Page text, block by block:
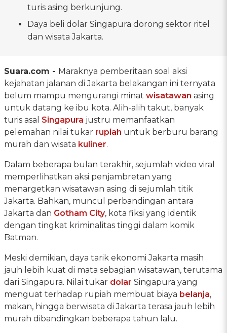
turis asing berkunjung.
Daya beli dolar Singapura dorong sektor ritel
dan wisata Jakarta.
Suara.com - Maraknya pemberitaan soal aksi
kejahatan jalanan di Jakarta belakangan ini ternyata
belum mampu mengurangi minat wisatawan asing
untuk datang ke ibu kota. Alih-alih takut, banyak
turis asal Singapura justru memanfaatkan
pelemahan nilai tukar rupiah untuk berburu barang
murah dan wisata kuliner.
Dalam beberapa bulan terakhir, sejumlah video viral
memperlihatkan aksi penjambretan yang
menargetkan wisatawan asing di sejumlah titik
Jakarta. Bahkan, muncul perbandingan antara
Jakarta dan Gotham City, kota fiksi yang identik
dengan tingkat kriminalitas tinggi dalam komik
Batman.
Meski demikian, daya tarik ekonomi Jakarta masih
jauh lebih kuat di mata sebagian wisatawan, terutama
dari Singapura. Nilai tukar dolar Singapura yang
menguat terhadap rupiah membuat biaya belanja,
makan, hingga berwisata di Jakarta terasa jauh lebih
murah dibandingkan beberapa tahun lalu.